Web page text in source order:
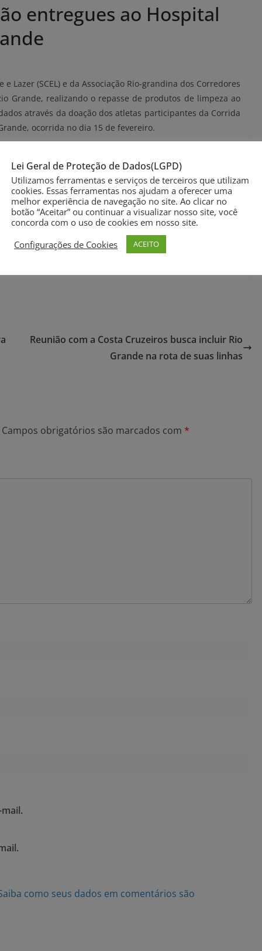
entregues ao Hospital
Lazer (SCEL) e da Associação Rio-grandina dos Corredores
Grande, realizando o repasse de produtos de limpeza ao
através da doação dos atletas participantes da Corrida
ocorrida no dia 15 de fevereiro.
Deivid Pereira e o presidente da ACORRG, Roger Lopes.
de recursos da Santa Casa, Fábia Schimanski.
do Rio Grande
Reunião com a Costa Cruzeiros busca incluir Rio
Grande na rota de suas linhas
Campos obrigatórios são marcados com *
como seus dados em comentários são
Lei Geral de Proteção de Dados(LGPD)
Utilizamos ferramentas e serviços de terceiros que utilizam
cookies. Essas ferramentas nos ajudam a oferecer uma
melhor experiência de navegação no site. Ao clicar no
botão “Aceitar” ou continuar a visualizar nosso site, você
concorda com o uso de cookies em nosso site.
Configurações de Cookies
ACEITO